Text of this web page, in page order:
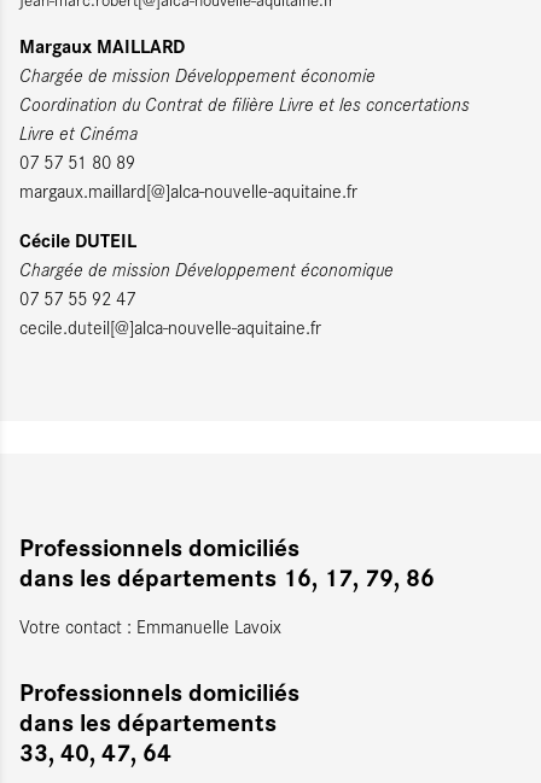
Margaux MAILLARD
Chargée de mission Développement économie
Coordination du Contrat de filière Livre et les concertations
Livre et Cinéma
07 57 51 80 89
margaux.maillard[@]alca-nouvelle-aquitaine.fr
Cécile DUTEIL
Chargée de mission Développement économique
07 57 55 92 47
cecile.duteil[@]alca-nouvelle-aquitaine.fr
Professionnels domiciliés
dans les départements 16, 17, 79, 86
Votre contact : Emmanuelle Lavoix
Professionnels domiciliés
dans les départements
33, 40, 47, 64